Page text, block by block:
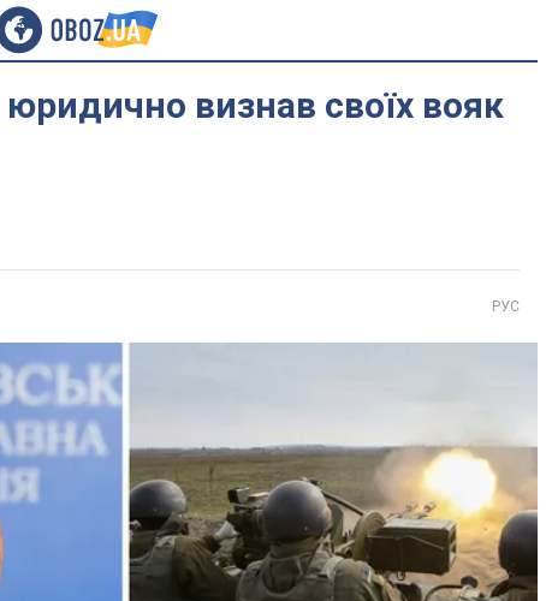
визнав своїх вояк
РУС